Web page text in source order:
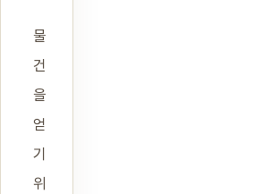
물
건
을
얻
기
위